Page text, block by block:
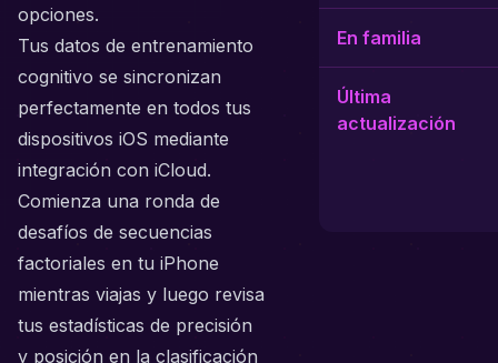
opciones.
Tus datos de entrenamiento
cognitivo se sincronizan
perfectamente en todos tus
dispositivos iOS mediante
integración con iCloud.
Comienza una ronda de
desafíos de secuencias
factoriales en tu iPhone
mientras viajas y luego revisa
tus estadísticas de precisión
y posición en la clasificación
En familia
Última
actualización